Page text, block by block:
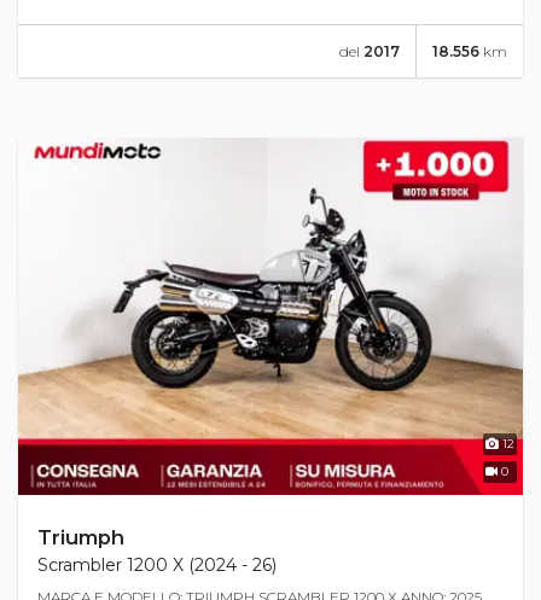
18.556 km
del 2017
12
0
Triumph
Scrambler 1200 X (2024 - 26)